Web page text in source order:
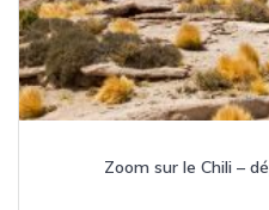
Zoom sur le Chili –